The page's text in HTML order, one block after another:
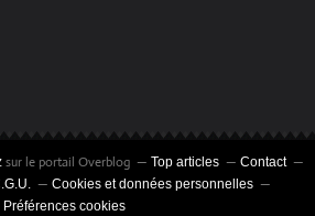
sur le portail Overblog Top articles
Contact
Cookies et données personnelles
Préférences cookies